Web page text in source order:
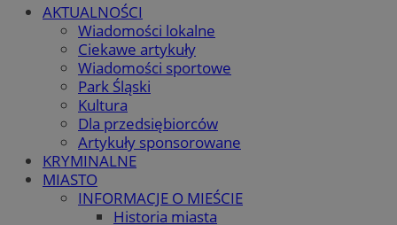
AKTUALNOŚCI
Wiadomości lokalne
Ciekawe artykuły
Wiadomości sportowe
Park Śląski
Kultura
Dla przedsiębiorców
Artykuły sponsorowane
KRYMINALNE
MIASTO
INFORMACJE O MIEŚCIE
Historia miasta